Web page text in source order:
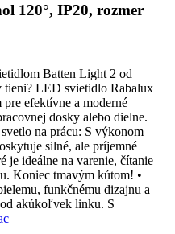
120°, IP20, rozmer
Batten Light 2 od
tieni? LED svietidlo Rabalux
efektívne a moderné
dosky alebo dielne.
na prácu: S výkonom
silné, ale príjemné
je ideálne na varenie, čítanie
Koniec tmavým kútom! •
funkčnému dizajnu a
akúkoľvek linku. S